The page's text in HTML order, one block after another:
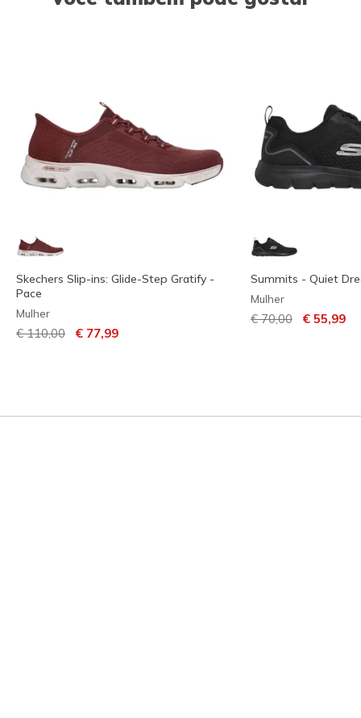
Skechers Slip-ins: Glide-Step Gratify -
Pace
Mulher
Preço com desconto de
€ 110,00 para
€ 77,99
Summits - Quiet
Mulher
Preço com
€ 70,00para
€ 55,99